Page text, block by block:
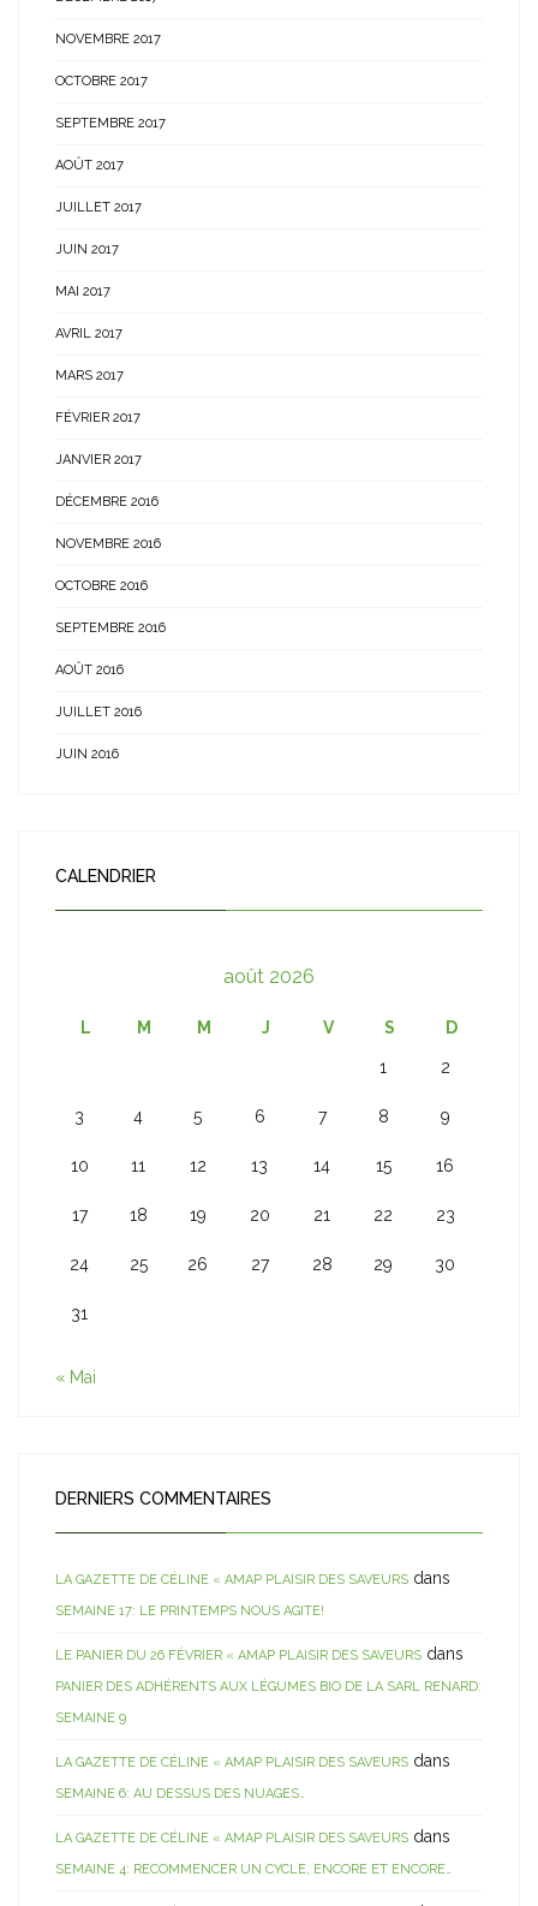
NOVEMBRE 2017
OCTOBRE 2017
SEPTEMBRE 2017
AOÛT 2017
JUILLET 2017
JUIN 2017
MAI 2017
AVRIL 2017
MARS 2017
FÉVRIER 2017
JANVIER 2017
DÉCEMBRE 2016
NOVEMBRE 2016
OCTOBRE 2016
SEPTEMBRE 2016
AOÛT 2016
JUILLET 2016
JUIN 2016
CALENDRIER
août 2026
L M M J V S D
1 2
3 4 5 6 7 8 9
10 11 12 13 14 15 16
17 18 19 20 21 22 23
24 25 26 27 28 29 30
31
« Mai
DERNIERS COMMENTAIRES
LA GAZETTE DE CÉLINE « AMAP PLAISIR DES SAVEURS dans
SEMAINE 17: LE PRINTEMPS NOUS AGITE!
LE PANIER DU 26 FÉVRIER « AMAP PLAISIR DES SAVEURS dans
PANIER DES ADHÉRENTS AUX LÉGUMES BIO DE LA SARL RENARD:
SEMAINE 9
LA GAZETTE DE CÉLINE « AMAP PLAISIR DES SAVEURS dans
SEMAINE 6: AU DESSUS DES NUAGES…
LA GAZETTE DE CÉLINE « AMAP PLAISIR DES SAVEURS dans
SEMAINE 4: RECOMMENCER UN CYCLE, ENCORE ET ENCORE…